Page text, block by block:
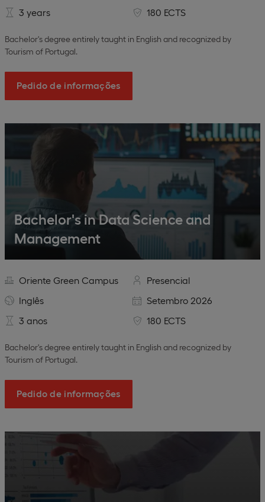
3 years 180 ECTS
Bachelor's degree entirely taught in English and recognized by
Tourism of Portugal.
Pedido de informações
Bachelor's in Data Science and
Management
Oriente Green Campus
Presencial
Inglês
Setembro 2026
3 anos
180 ECTS
Bachelor's degree entirely taught in English and recognized by
Tourism of Portugal.
Pedido de informações